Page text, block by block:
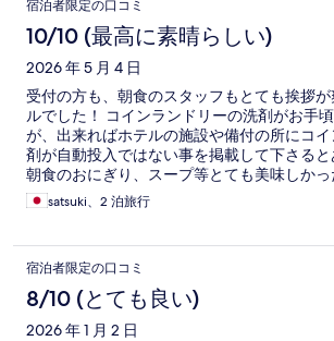
宿泊者限定の口コミ
10/10 (最高に素晴らしい)
2026 年 5 月 4 日
受付の方も、朝食のスタッフもとても挨拶
ルでした！ コインランドリーの洗剤がお手
が、出来ればホテルの施設や備付の所にコ
剤が自動投入ではない事を掲載して下さると
朝食のおにぎり、スープ等とても美味しか
したいです。
satsuki、2 泊旅行
宿泊者限定の口コミ
8/10 (とても良い)
2026 年 1 月 2 日